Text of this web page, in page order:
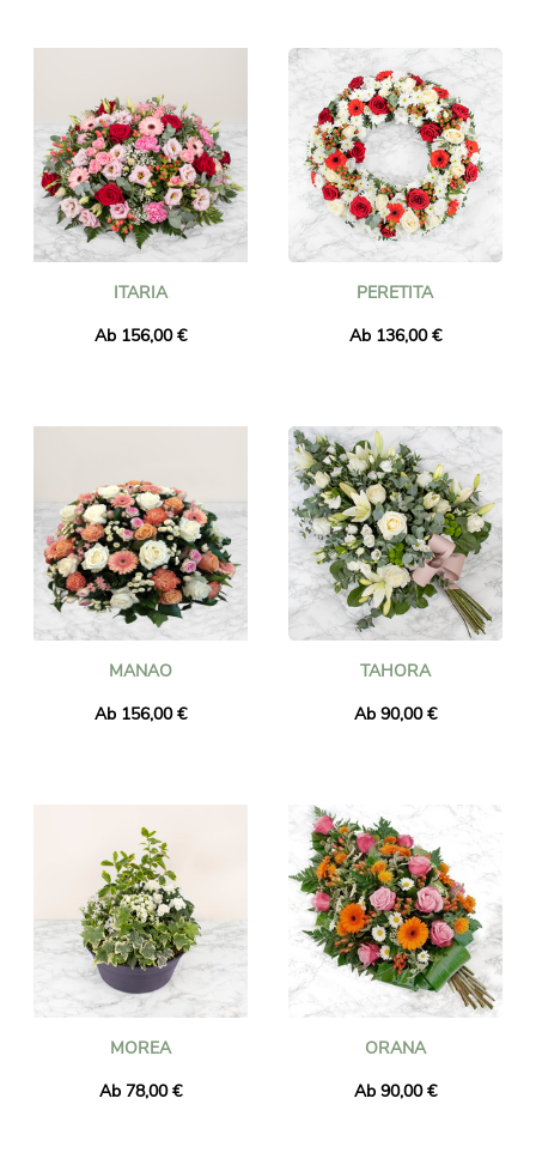
ITARIA
Ab 156,00 €
PERETITA
Ab 136,00 €
MANAO
Ab 156,00 €
TAHORA
Ab 90,00 €
MOREA
Ab 78,00 €
ORANA
Ab 90,00 €